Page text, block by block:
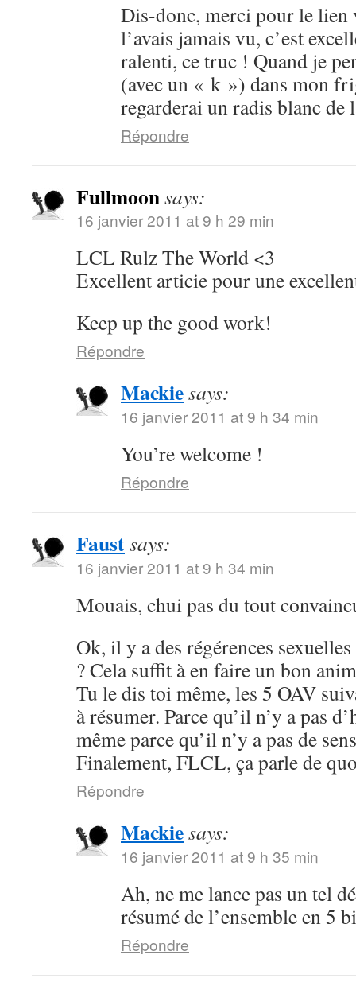
Dis-donc, merci pour le lien
l’avais jamais vu, c’est
ralenti, ce truc ! Quand je
(avec un « k ») dans mon
regarderai un radis blanc
Répondre
Fullmoonsays:
16 janvier 2011 at 9 h 29 min
LCL Rulz The World <3
Excellent articie pour une
Keep up the good work!
Répondre
Mackiesays:
16 janvier 2011 at 9 h 34 min
You’re welcome !
Répondre
Faustsays:
16 janvier 2011 at 9 h 34 min
Mouais, chui pas du tout
Ok, il y a des régérences
? Cela suffit à en faire un bon
Tu le dis toi même, les 5 OAV
à résumer. Parce qu’il n’y a pas
même parce qu’il n’y a pas de
Finalement, FLCL, ça parle de
Répondre
Mackiesays:
16 janvier 2011 at 9 h 35 min
Ah, ne me lance pas un tel
résumé de l’ensemble en 5
Répondre